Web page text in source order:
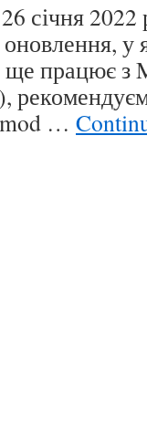
січня
у
ще працює з
…